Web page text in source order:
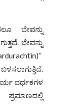
ಬೇವನ್ನು
ಬೇವನ್ನು
ವರ್ಧಕಗಳ